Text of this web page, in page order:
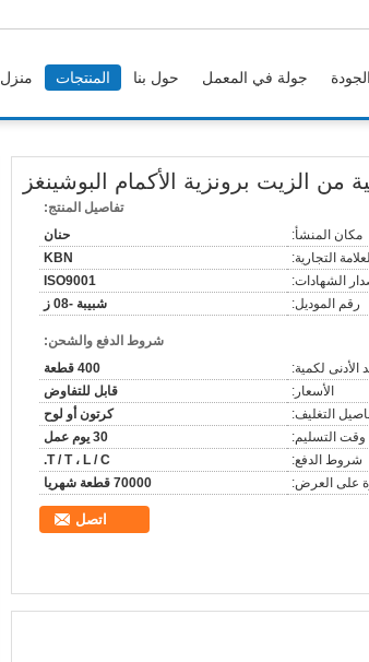
منزل المنتجات حول بنا جولة في المعمل
من الزيت برونزية الأكمام البوشينغز
تفاصيل المنتج:
مكان المنشأ:
حنان
التجارية:
KBN
الشهادات:
ISO9001
رقم الموديل:
شبيبة -08 ز
شروط الدفع والشحن:
الأدنى لكمية:
400 قطعة
الأسعار:
قابل للتفاوض
التغليف:
كرتون أو لوح
وقت التسليم:
30 يوم عمل
شروط الدفع:
T / T ، L / C.
على العرض:
70000 قطعة شهريا
اتصل